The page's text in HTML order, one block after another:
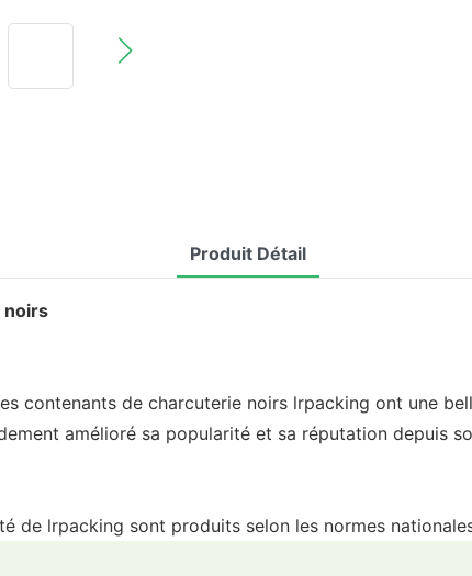
Produit Détail
noirs
contenants de charcuterie noirs lrpacking ont une
amélioré sa popularité et sa réputation depuis
de lrpacking sont produits selon les normes